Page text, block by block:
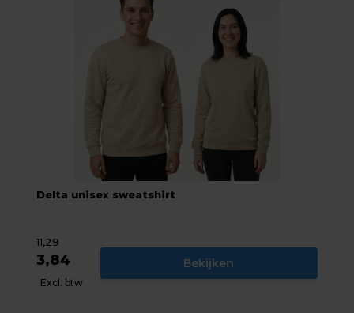
Delta unisex sweatshirt
11,29
3,84
Excl. btw
Bekijken